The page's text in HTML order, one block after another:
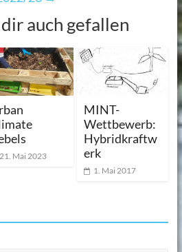
auch gefallen
21. Mai 2023
MINT-
Wettbewerb:
Hybridkraftw
erk
1. Mai 2017